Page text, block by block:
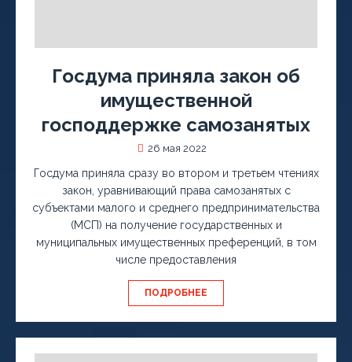
Госдума приняла закон об
имущественной
господдержке самозанятых
26 мая 2022
Госдума приняла сразу во втором и третьем чтениях
закон, уравнивающий права самозанятых с
субъектами малого и среднего предпринимательства
(МСП) на получение государственных и
муниципальных имущественных преференций, в том
числе предоставления
ПОДРОБНЕЕ